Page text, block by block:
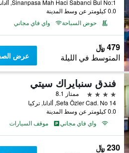
0.0 كيلومتر عن وسط المدينة
حوض السباحة
واي فاي مجاني
479 ﷼
المتوسط في الليلة عرض
فندق سنبايراك سيتي
4 نجوم
ممتاز 8.1
Sefa Özler Cad. No 14, أادانا, تركيا
0.0 كيلومتر عن وسط المدينة
واي فاي مجاني
موقف السيارات
230 ﷼